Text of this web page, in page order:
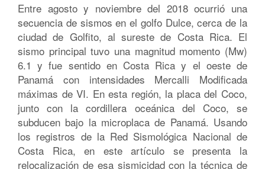
Entre agosto y noviembre del 2018 ocurrió una
secuencia de sismos en el golfo Dulce, cerca de la
ciudad de Golfito, al sureste de Costa Rica. El
sismo principal tuvo una magnitud momento (Mw)
6.1 y fue sentido en Costa Rica y el oeste de
Panamá con intensidades Mercalli Modificada
máximas de VI. En esta región, la placa del Coco,
junto con la cordillera oceánica del Coco, se
subducen bajo la microplaca de Panamá. Usando
los registros de la Red Sismológica Nacional de
Costa Rica, en este artículo se presenta la
relocalización de esa sismicidad con la técnica de